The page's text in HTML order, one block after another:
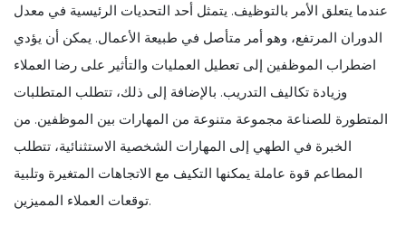
عندما يتعلق الأمر بالتوظيف. يتمثل أحد التحديات الرئيسية في معدل
الدوران المرتفع، وهو أمر متأصل في طبيعة الأعمال. يمكن أن يؤدي
اضطراب الموظفين إلى تعطيل العمليات والتأثير على رضا العملاء
وزيادة تكاليف التدريب. بالإضافة إلى ذلك، تتطلب المتطلبات
المتطورة للصناعة مجموعة متنوعة من المهارات بين الموظفين. من
الخبرة في الطهي إلى المهارات الشخصية الاستثنائية، تتطلب
المطاعم قوة عاملة يمكنها التكيف مع الاتجاهات المتغيرة وتلبية
توقعات العملاء المميزين.